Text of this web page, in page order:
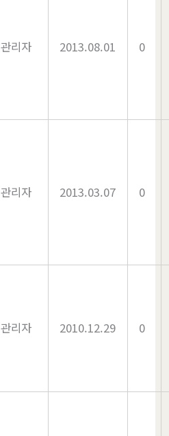
관리자 2013.08.01 0
관리자 2013.03.07 0
관리자 2010.12.29 0